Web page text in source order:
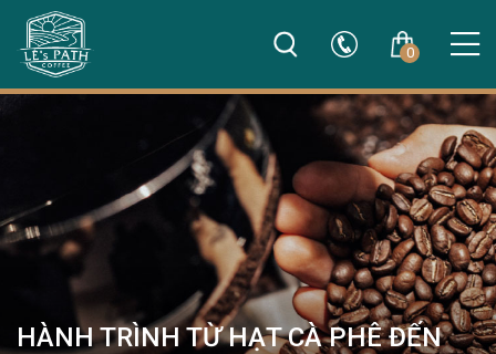
0
HÀNH TRÌNH TỪ HẠT CÀ PHÊ ĐẾN